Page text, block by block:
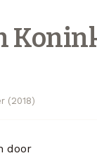
(2018)
door